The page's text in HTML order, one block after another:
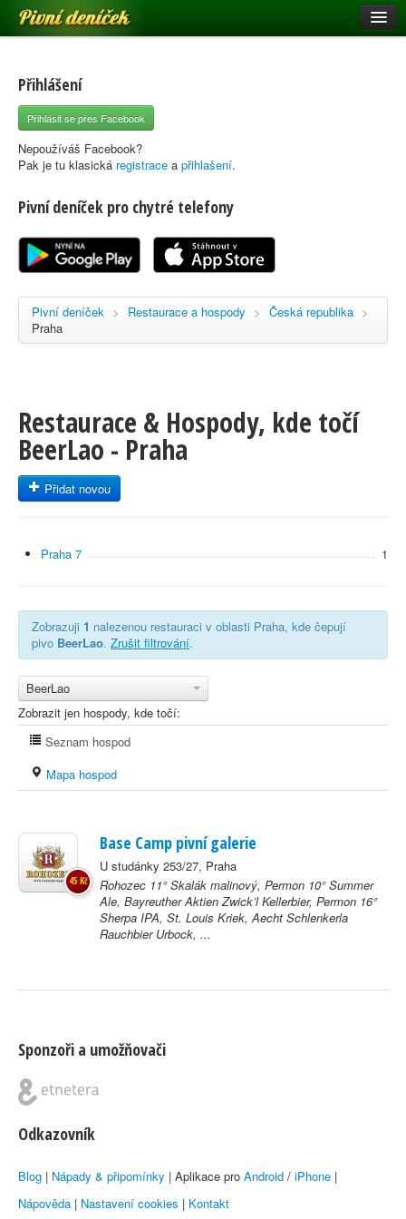
Pivní deníček
Pivní mapa
Pivní značky
Nápověda
Registrace
Přihlášení
Přihlásit se přes Facebook
Nepoužíváš Facebook?
Pak je tu klasická registrace a přihlašení.
Pivní deníček pro chytré telefony
Pivní deníček > Restaurace a hospody > Česká republika >
Praha
Restaurace & Hospody, kde točí
BeerLao - Praha
Přidat novou
Praha 7 1
Zobrazuji 1 nalezenou restauraci v oblasti Praha, kde čepují
pivo BeerLao. Zrušit filtrování.
BeerLao
Zobrazit jen hospody, kde točí:
Seznam hospod
Mapa hospod
Base Camp pivní galerie
U studánky 253/27, Praha
Rohozec 11° Skalák malinový, Permon 10° Summer
Ale, Bayreuther Aktien Zwick’l Kellerbier, Permon 16°
Sherpa IPA, St. Louis Kriek, Aecht Schlenkerla
Rauchbier Urbock, ...
45 Kč
Sponzoři a umožňovači
Odkazovník
Blog | Nápady & připomínky | Aplikace pro Android / iPhone |
Nápověda | Nastavení cookies | Kontakt